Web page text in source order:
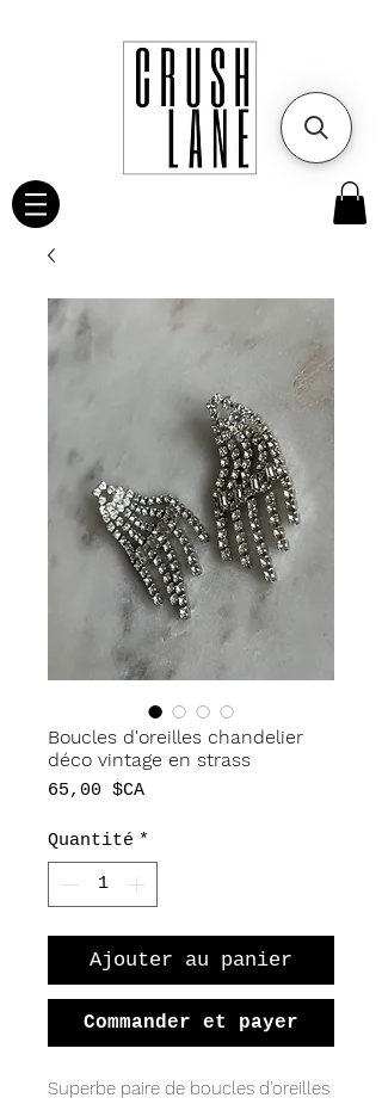
Boucles d'oreilles chandelier
déco vintage en strass
65,00 $CAPrix
Quantité *
Ajouter au panier
Commander et payer
Superbe paire de boucles d'oreilles